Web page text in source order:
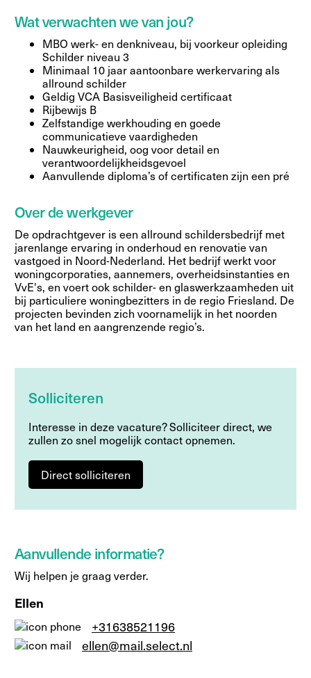
Wat verwachten we van jou?
MBO werk- en denkniveau, bij voorkeur opleiding
Schilder niveau 3
Minimaal 10 jaar aantoonbare werkervaring als
allround schilder
Geldig VCA Basisveiligheid certificaat
Rijbewijs B
Zelfstandige werkhouding en goede
communicatieve vaardigheden
Nauwkeurigheid, oog voor detail en
verantwoordelijkheidsgevoel
Aanvullende diploma’s of certificaten zijn een pré
Over de werkgever
De opdrachtgever is een allround schildersbedrijf met
jarenlange ervaring in onderhoud en renovatie van
vastgoed in Noord-Nederland. Het bedrijf werkt voor
woningcorporaties, aannemers, overheidsinstanties en
VvE's, en voert ook schilder- en glaswerkzaamheden uit
bij particuliere woningbezitters in de regio Friesland. De
projecten bevinden zich voornamelijk in het noorden
van het land en aangrenzende regio’s.
Solliciteren
Interesse in deze vacature? Solliciteer direct, we
zullen zo snel mogelijk contact opnemen.
Direct solliciteren
Aanvullende informatie?
Wij helpen je graag verder.
Ellen
+31638521196
ellen@mail.select.nl